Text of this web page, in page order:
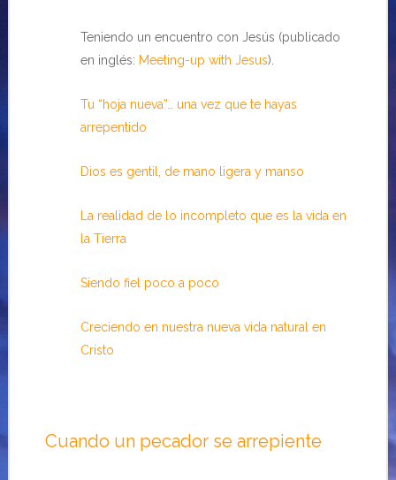
Teniendo un encuentro con Jesús (publicado
en inglés: Meeting-up with Jesus).
Tu “hoja nueva”… una vez que te hayas
arrepentido
Dios es gentil, de mano ligera y manso
La realidad de lo incompleto que es la vida en
la Tierra
Siendo fiel poco a poco
Creciendo en nuestra nueva vida natural en
Cristo
Cuando un pecador se arrepiente